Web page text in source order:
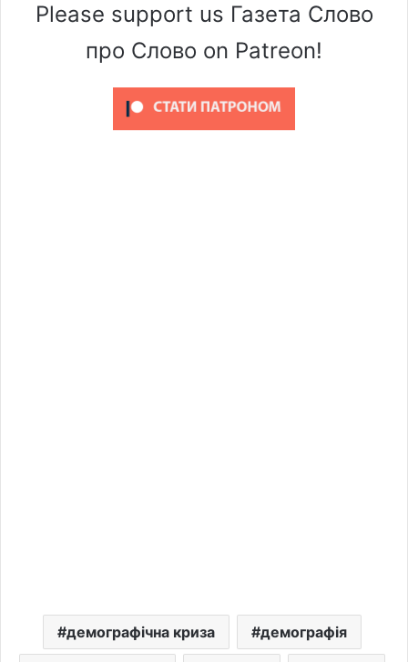
Please support us Газета Слово
про Слово on Patreon!
демографічна криза демографія